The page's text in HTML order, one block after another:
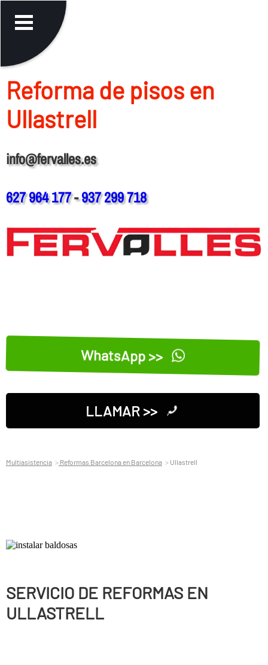
Reforma de pisos en
Ullastrell
info@fervalles.es
627 964 177-937 299 718
WhatsApp >>
LLAMAR >>
Multiasistencia Reformas Barcelona en Barcelona Ullastrell
SERVICIO DE REFORMAS EN
ULLASTRELL